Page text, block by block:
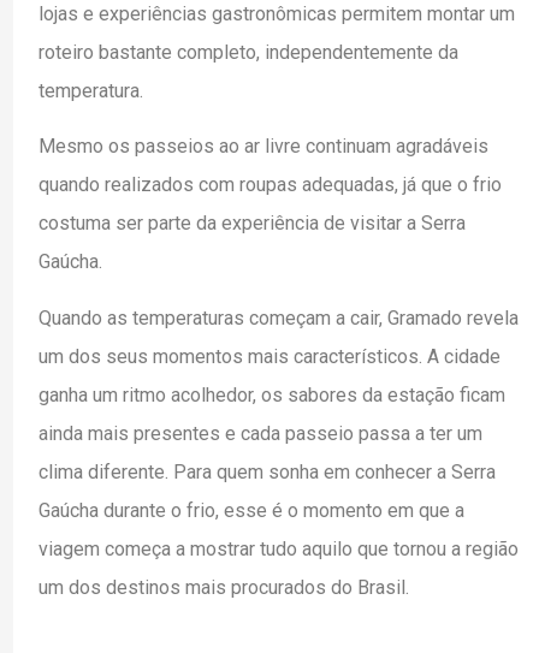
lojas e experiências gastronômicas permitem montar um
roteiro bastante completo, independentemente da
temperatura.
Mesmo os passeios ao ar livre continuam agradáveis
quando realizados com roupas adequadas, já que o frio
costuma ser parte da experiência de visitar a Serra
Gaúcha.
Quando as temperaturas começam a cair, Gramado revela
um dos seus momentos mais característicos. A cidade
ganha um ritmo acolhedor, os sabores da estação ficam
ainda mais presentes e cada passeio passa a ter um
clima diferente. Para quem sonha em conhecer a Serra
Gaúcha durante o frio, esse é o momento em que a
viagem começa a mostrar tudo aquilo que tornou a região
um dos destinos mais procurados do Brasil.